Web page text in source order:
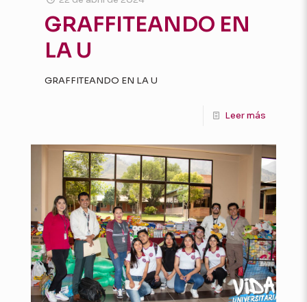
GRAFFITEANDO EN
LA U
GRAFFITEANDO EN LA U
Leer más